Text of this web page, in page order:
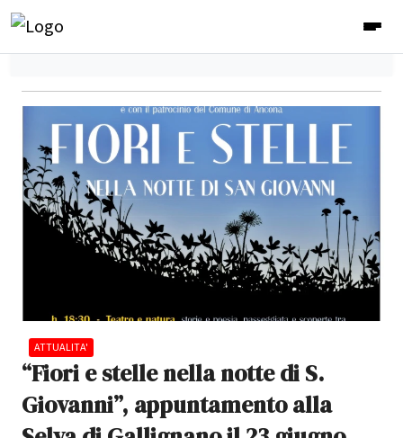
ATTUALITA'
“Fiori e stelle nella notte di S.
Giovanni”, appuntamento alla